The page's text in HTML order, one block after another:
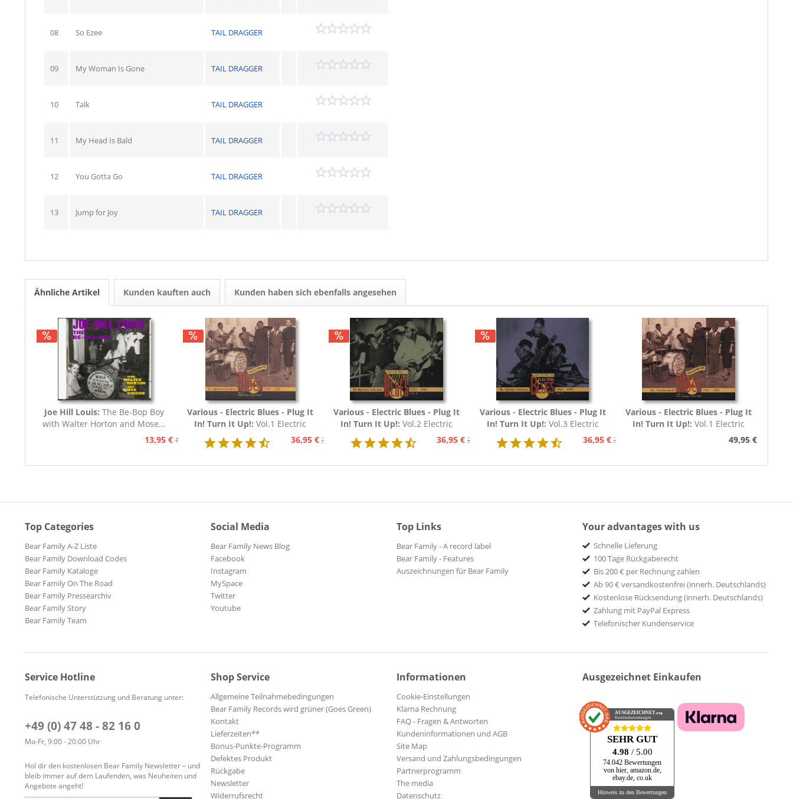
08 So Ezee TAIL DRAGGER
09 My Woman Is Gone TAIL DRAGGER
10 Talk TAIL DRAGGER
11 My Head Is Bald TAIL DRAGGER
12 You Gotta Go TAIL DRAGGER
13 Jump for Joy TAIL DRAGGER
Ähnliche Artikel Kunden kauften auch Kunden haben sich ebenfalls angesehen
Joe Hill Louis:The Be-Bop Boy
with Walter Horton and Mose...
13,95 € 15,95 €
Various - Electric Blues - Plug It
In! Turn It Up!:Vol.1 Electric
Blues 1939 - 1954 (3-CD)36,95 € 39,95 €
Various - Electric Blues - Plug It
In! Turn It Up!: Vol.2 Electric
Blues 1954 - 1967 (3-CD)36,95 € 39,95 €
Various - Electric Blues - Plug It
In! Turn It Up!: Vol.3 Electric
Blues 1960 - 1969 (3-CD)36,95 € 39,95 €
Various - Electric Blues - Plug It
In! Turn It Up!:Vol.1 Electric
Blues 1939 - 1954 (Deutsch)49,95 €
Top Categories
Bear Family A-Z Liste
Bear Family Download Codes
Bear Family Kataloge
Bear Family On The Road
Bear Family Pressearchiv
Bear Family Story
Bear Family Team
Social Media
Bear Family News Blog
Facebook
Instagram
MySpace
Twitter
Youtube
Top Links
Bear Family - A record label
Bear Family - Features
Auszeichnungen für Bear Family
Your advantages with us
Schnelle Lieferung
100 Tage Rückgaberecht
Bis 200 € per Rechnung zahlen
Ab 90 € versandkostenfrei (innerh. Deutschlands)
Kostenlose Rücksendung (innerh. Deutschlands)
Zahlung mit PayPal Express
Telefonischer Kundenservice
Service Hotline
Telefonische Unterstützung und Beratung unter:
+49 (0) 47 48 - 82 16 0
Mo-Fr, 9:00 - 20:00 Uhr
Hol dir den kostenlosen Bear Family Newsletter – und
bleib immer auf dem Laufenden, was Neuheiten und
Angebote angeht!
Shop Service
Allgemeine Teilnahmebedingungen
Bear Family Records wird grüner (Goes Green)
Kontakt
Lieferzeiten**
Bonus-Punkte-Programm
Defektes Produkt
Rückgabe
Newsletter
Widerrufsrecht
Informationen
Cookie-Einstellungen
Klarna Rechnung
FAQ - Fragen & Antworten
Kundeninformationen und AGB
Site Map
Versand und Zahlungsbedingungen
Partnerprogramm
The media
Datenschutz
Ausgezeichnet Einkaufen
AUSGEZEICHNET.org
Kundenbewertungen
SEHR GUT
4.98 / 5.00
74.042 Bewertungen
von hier, amazon.de,
ebay.de, co.uk
Hinweis zu den Bewertungen